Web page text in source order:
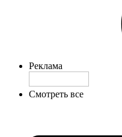
Реклама
Смотреть все